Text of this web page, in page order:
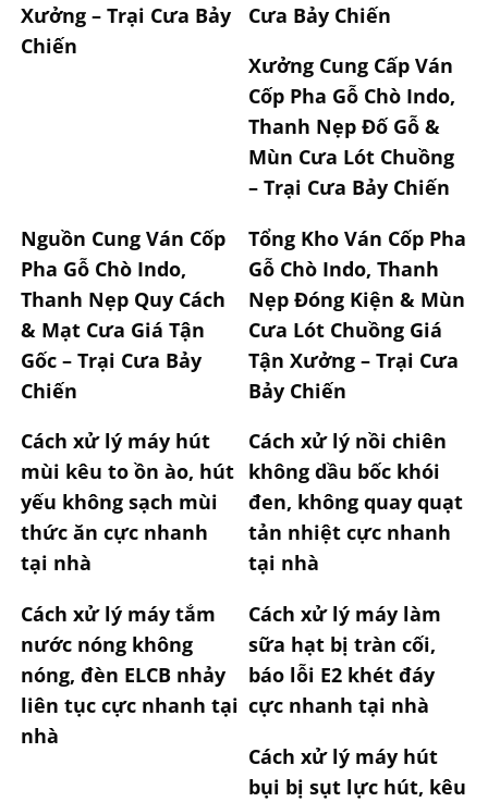
Xưởng – Trại Cưa Bảy
Chiến
Cưa Bảy Chiến
Xưởng Cung Cấp Ván
Cốp Pha Gỗ Chò Indo,
Thanh Nẹp Đố Gỗ &
Mùn Cưa Lót Chuồng
– Trại Cưa Bảy Chiến
Nguồn Cung Ván Cốp
Pha Gỗ Chò Indo,
Thanh Nẹp Quy Cách
& Mạt Cưa Giá Tận
Gốc – Trại Cưa Bảy
Chiến
Tổng Kho Ván Cốp Pha
Gỗ Chò Indo, Thanh
Nẹp Đóng Kiện & Mùn
Cưa Lót Chuồng Giá
Tận Xưởng – Trại Cưa
Bảy Chiến
Cách xử lý máy hút
mùi kêu to ồn ào, hút
yếu không sạch mùi
thức ăn cực nhanh
tại nhà
Cách xử lý nồi chiên
không dầu bốc khói
đen, không quay quạt
tản nhiệt cực nhanh
tại nhà
Cách xử lý máy tắm
nước nóng không
nóng, đèn ELCB nhảy
liên tục cực nhanh tại
nhà
Cách xử lý máy làm
sữa hạt bị tràn cối,
báo lỗi E2 khét đáy
cực nhanh tại nhà
Cách xử lý máy hút
bụi bị sụt lực hút, kêu